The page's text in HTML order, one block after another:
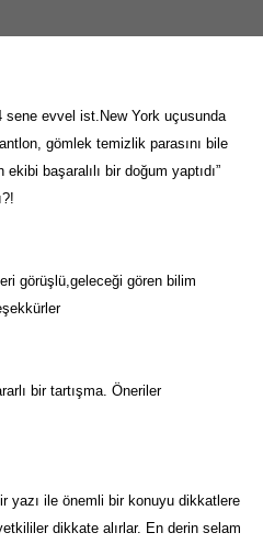
sene evvel ist.New York uçusunda
gömlek temizlik parasını bile
başaralılı bir doğum yaptıdı”
görüşlü,geleceği gören bilim
bir tartışma. Öneriler
yazı ile önemli bir konuyu dikkatlere
dikkate alırlar. En derin selam